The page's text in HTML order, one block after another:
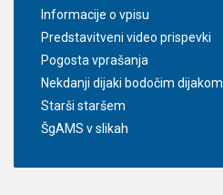
Informacije o vpisu
Predstavitveni video prispevki
Pogosta vprašanja
Nekdanji dijaki bodočim dijakom
Starši staršem
ŠgAMS v slikah